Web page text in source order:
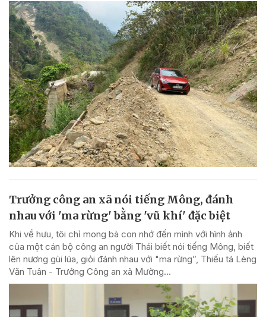
Trưởng công an xã nói tiếng Mông, đánh
nhau với 'ma rừng' bằng 'vũ khí' đặc biệt
Khi về hưu, tôi chỉ mong bà con nhớ đến mình với hình ảnh
của một cán bộ công an người Thái biết nói tiếng Mông, biết
lên nương gùi lúa, giỏi đánh nhau với "ma rừng”, Thiếu tá Lèng
Văn Tuân - Trưởng Công an xã Mường...